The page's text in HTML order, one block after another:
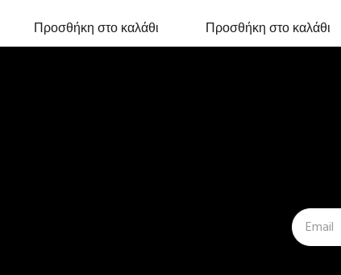
Προσθήκη στο καλάθι Προσθήκη στο καλάθι